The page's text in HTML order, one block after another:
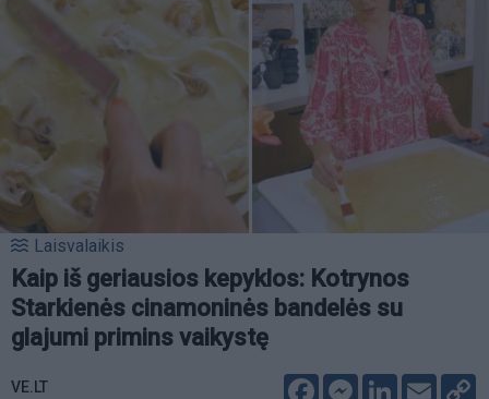
Laisvalaikis
Kaip iš geriausios kepyklos: Kotrynos
Starkienės cinamoninės bandelės su
glajumi primins vaikystę
VE.LT
FacebookMessenger
LinkedIn
Email